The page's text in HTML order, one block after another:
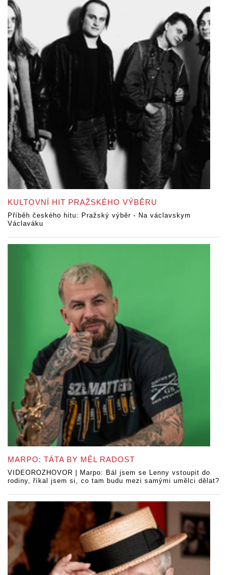
KULTOVNÍ HIT PRAŽSKÉHO VÝBĚRU
Příběh českého hitu: Pražský výběr - Na václavskym
Václaváku
MARPO: TÁTA BY MĚL RADOST
VIDEOROZHOVOR | Marpo: Bál jsem se Lenny vstoupit do
rodiny, říkal jsem si, co tam budu mezi samými umělci dělat?